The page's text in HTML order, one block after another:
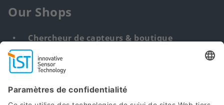
Our Shops
Chercheur de capteurs & boutique
Solution personnalisée
DNA & RNA Extraction Kits